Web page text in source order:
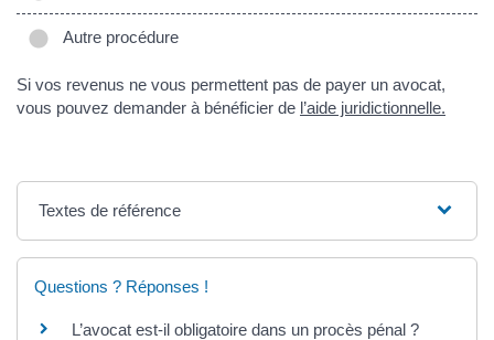
Autre procédure
Si vos revenus ne vous permettent pas de payer un avocat,
vous pouvez demander à bénéficier de l’aide juridictionnelle.
Textes de référence
Questions ? Réponses !
L’avocat est-il obligatoire dans un procès pénal ?